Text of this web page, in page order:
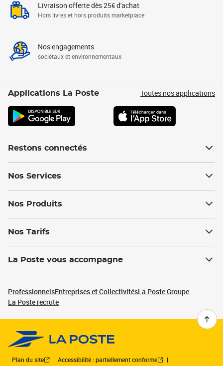
Livraison offerte dès 25€ d'achat
Hors livres et hors produits marketplace
Nos engagements
sociétaux et environnementaux
Applications La Poste Toutes nos applications
Restons connectés
Nos Services
Nos Produits
Nos Tarifs
La Poste vous accompagne
ProfessionnelsEntreprises et CollectivitésLa Poste Groupe
La Poste recrute
Plan du site
Accessibilité : partiellement conforme